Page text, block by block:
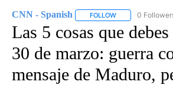
CNN - Spanish FOLLOW FOLLOW "CNN -
0
Las 5 cosas que debes
30 de marzo: guerra
mensaje de Maduro,